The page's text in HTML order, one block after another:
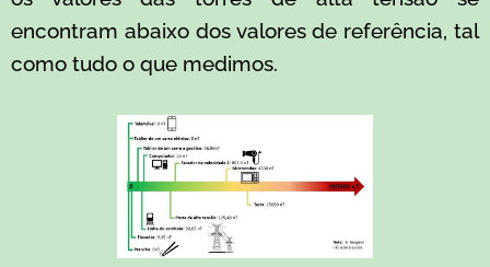
encontram abaixo dos valores de referência, tal
como tudo o que medimos.